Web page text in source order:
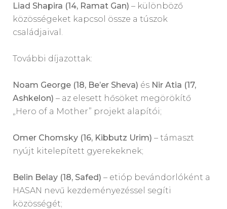
Liad Shapira (14, Ramat Gan) – különböző
közösségeket kapcsol össze a túszok
családjaival.
További díjazottak:
Noam George (18, Be’er Sheva) és Nir Atia (17,
Ashkelon) – az elesett hősöket megörökítő
„Hero of a Mother” projekt alapítói;
Omer Chomsky (16, Kibbutz Urim) – támaszt
nyújt kitelepített gyerekeknek;
Belin Belay (18, Safed) – etióp bevándorlóként a
HASAN nevű kezdeményezéssel segíti
közösségét;